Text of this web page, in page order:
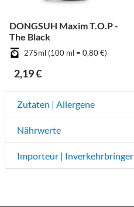
DONGSUH Maxim T.O.P -
The Black
275ml (100 ml = 0,80 €)
2,19 €
Zutaten | Allergene
Nährwerte
Importeur | Inverkehrbringer